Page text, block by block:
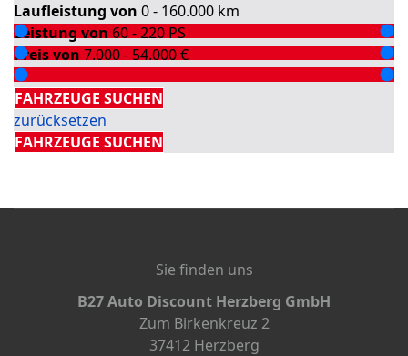
Laufleistung von 0 - 160.000 km
Leistung von 60 - 220 PS
Preis von 7.000 - 54.000€
Detailsuche
FAHRZEUGE SUCHEN
zurücksetzen
FAHRZEUGE SUCHEN
Sie finden uns
B27 Auto Discount Herzberg GmbH
Zum Birkenkreuz 2
37412 Herzberg